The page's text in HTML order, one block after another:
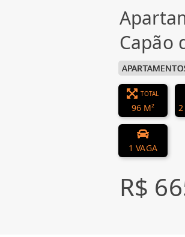
Capão
TOTAL
96 M²
1 VAGA
R$